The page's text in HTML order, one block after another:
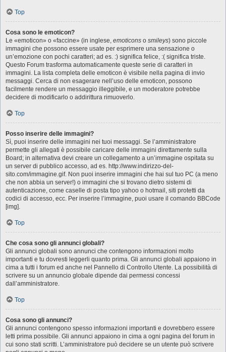
Top
Cosa sono le emoticon?
Le «emoticon» o «faccine» (in inglese, emoticons o smileys) sono piccole
immagini che possono essere usate per esprimere una sensazione o
un’emozione con pochi caratteri; ad es. :) significa felice, :( significa triste.
Questo Forum trasforma automaticamente queste serie di caratteri in
immagini. La lista completa delle emoticon è visibile nella pagina di invio
messaggi. Cerca di non esagerare nell’uso delle emoticon, possono
facilmente rendere un messaggio illeggibile, e un moderatore potrebbe
decidere di modificarlo o addirittura rimuoverlo.
Top
Posso inserire delle immagini?
Sì, puoi inserire delle immagini nei tuoi messaggi. Se l’amministratore
permette gli allegati è possibile caricare delle immagini direttamente sulla
Board; in alternativa devi creare un collegamento a un’immagine ospitata su
un server di pubblico accesso, ad es. http://www.indirizzo-del-
sito.com/immagine.gif. Non puoi inserire immagini che hai sul tuo PC (a meno
che non abbia un server!) o immagini che si trovano dietro sistemi di
autenticazione, come caselle di posta tipo yahoo o hotmail, siti protetti da
codici di accesso, ecc. Per inserire l’immagine, puoi usare il comando BBCode
[img].
Top
Che cosa sono gli annunci globali?
Gli annunci globali sono annunci che contengono informazioni molto
importanti e tu dovresti leggerli quanto prima. Gli annunci globali appaiono in
cima a tutti i forum ed anche nel Pannello di Controllo Utente. La possibilità di
scrivere su un annuncio globale dipende dai permessi concessi
dall’amministratore.
Top
Cosa sono gli annunci?
Gli annunci contengono spesso informazioni importanti e dovrebbero essere
letti prima possibile. Gli annunci appaiono in cima a ogni pagina del forum in
cui sono stati scritti. L’amministratore può decidere se un utente può scrivere